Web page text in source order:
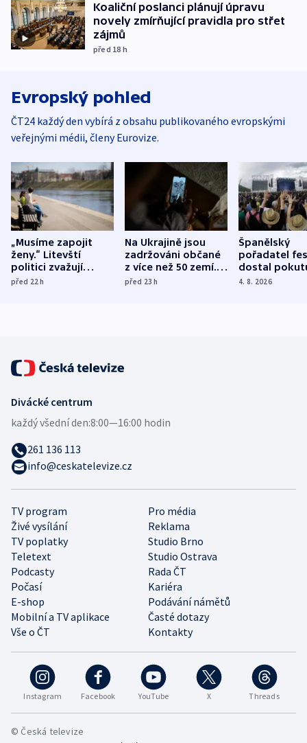
Koaliční poslanci plánují úpravu
novely zmírňující pravidla pro střet
zájmů
před 18 h
Evropský pohled
ČT24 každý den vybírá z obsahu publikovaného evropskými
veřejnými médii, členy Eurovize.
„Musíme zapojit
ženy.“ Litevští
politici zvažují
dohodu o
před 22h
Na Ukrajině jsou
zadržováni občané
z více než 50 zemí.
Bojovali na straně
před 23h
Španělský
pořadatel
dostal
nekalé
4. 8. 2026
Instagram Facebook YouTube X Threads
TV program
Pro média
Živé vysílání
Reklama
TV poplatky
Studio Brno
Teletext
Studio Ostrava
Podcasty
Rada ČT
Počasí
Kariéra
E-shop
Podávání námětů
Mobilní a TV aplikace
Časté dotazy
Vše o ČT
Kontakty
Divácké centrum
každý všední den:8:00—16:00 hodin
261 136 113
info@ceskatelevize.cz
© Česká televize